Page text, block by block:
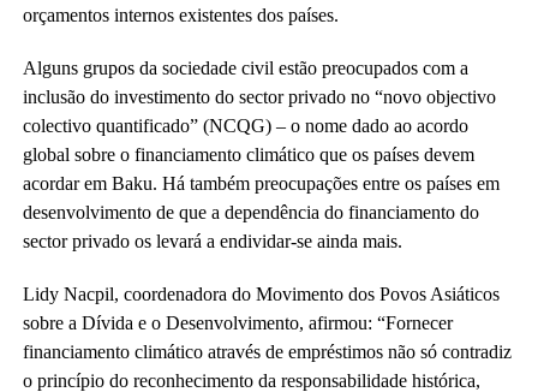
orçamentos internos existentes dos países.
Alguns grupos da sociedade civil estão preocupados com a
inclusão do investimento do sector privado no “novo objectivo
colectivo quantificado” (NCQG) – o nome dado ao acordo
global sobre o financiamento climático que os países devem
acordar em Baku. Há também preocupações entre os países em
desenvolvimento de que a dependência do financiamento do
sector privado os levará a endividar-se ainda mais.
Lidy Nacpil, coordenadora do Movimento dos Povos Asiáticos
sobre a Dívida e o Desenvolvimento, afirmou: “Fornecer
financiamento climático através de empréstimos não só contradiz
o princípio do reconhecimento da responsabilidade histórica,